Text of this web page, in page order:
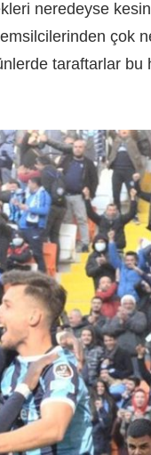
neredeyse
çok
taraftarlar